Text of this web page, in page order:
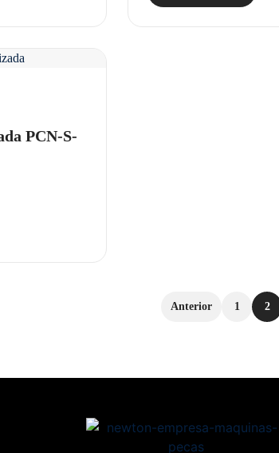
PCN-S-
Anterior 1 2